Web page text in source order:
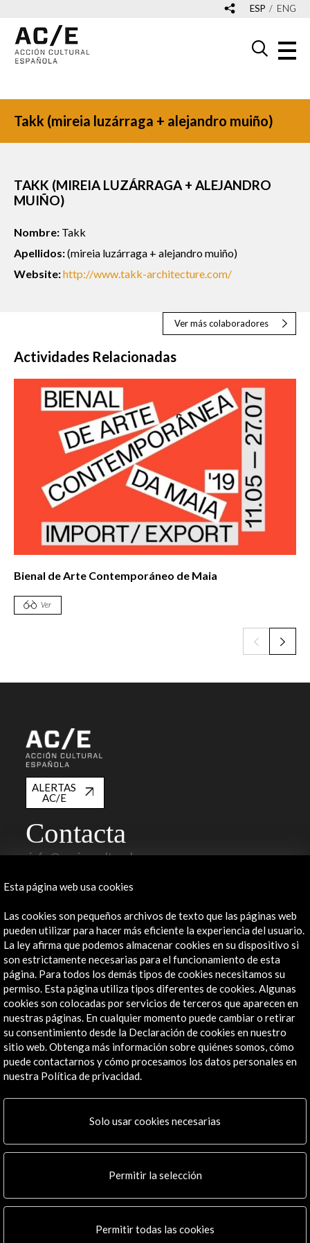
ESP ENG
Takk (mireia luzárraga + alejandro muiño)
TAKK (MIREIA LUZÁRRAGA + ALEJANDRO
MUIÑO)
Nombre: Takk
Apellidos:(mireia luzárraga + alejandro muiño)
Website:http://www.takk-architecture.com/
Ver más colaboradores
Actividades Relacionadas
Bienal de Arte Contemporáneo de Maia
Ver
ALERTAS
AC/E
Contacta
info@accioncultural.es
+34 91 700 4000
28003 Madrid, España
Canales de contacto
Explora
Institucional
Actividades
Programa PICE
Residencias
Noticias
Boletín digital
Conecta
Esta página web usa cookies
Las cookies son pequeños archivos de texto que las páginas web
pueden utilizar para hacer más eficiente la experiencia del usuario.
La ley afirma que podemos almacenar cookies en su dispositivo si
son estrictamente necesarias para el funcionamiento de esta
página. Para todos los demás tipos de cookies necesitamos su
permiso. Esta página utiliza tipos diferentes de cookies. Algunas
cookies son colocadas por servicios de terceros que aparecen en
nuestras páginas. En cualquier momento puede cambiar o retirar
su consentimiento desde la Declaración de cookies en nuestro
sitio web. Obtenga más información sobre quiénes somos, cómo
puede contactarnos y cómo procesamos los datos personales en
nuestra Política de privacidad.
Solo usar cookies necesarias
Permitir la selección
Permitir todas las cookies